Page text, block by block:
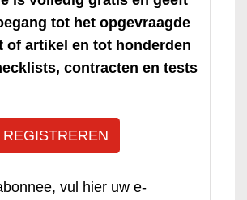
tot het opgevraagde
of artikel en tot honderden
contracten en tests
REGISTREREN
vul hier uw e-